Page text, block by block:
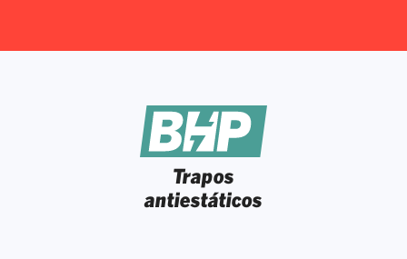
Trapos
antiestáticos